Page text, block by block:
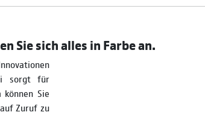
Sie sich alles in Farbe an.
sorgt für
Sie
Zuruf zu